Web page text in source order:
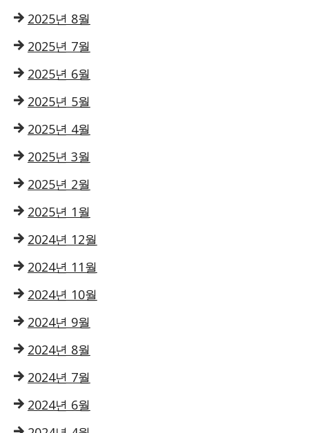
2025년 8월
2025년 7월
2025년 6월
2025년 5월
2025년 4월
2025년 3월
2025년 2월
2025년 1월
2024년 12월
2024년 11월
2024년 10월
2024년 9월
2024년 8월
2024년 7월
2024년 6월